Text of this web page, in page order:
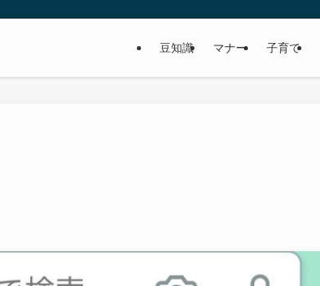
豆知識 マナー 子育て